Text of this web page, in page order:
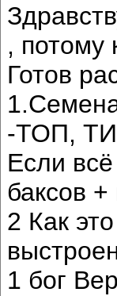
, потому
Готов
-ТОП,
Если
баксов
2 Как
1 бог